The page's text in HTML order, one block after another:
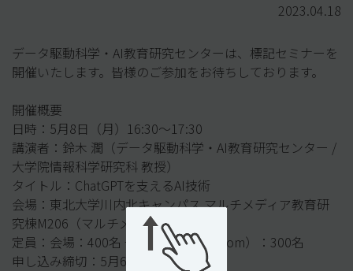
2023.04.18
データ駆動科学・AI教育研究センターは、標記セミナーを
開催いたします。皆様のご参加をお待ちしております。
開催概要
日時：5月8日（月）16:30〜17:30
講演者：鈴木 潤（データ駆動科学・AI教育研究センター /
大学院情報科学研究科 教授）
タイトル：ChatGPTを支えるAI技術
会場：東北大学川内北キャンパス マルチメディア教育研
究棟M206（マルチメディアホール）
定員：会場：400名 + オンライン（Zoom）：300名
申し込み締切：5月6日（土）23:59